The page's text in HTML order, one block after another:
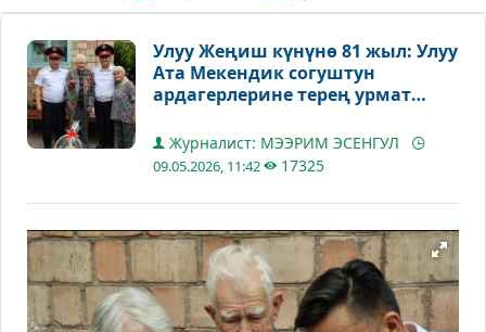
Улуу Жеңиш күнүнө 81 жыл: Улуу
Ата Мекендик согуштун
ардагерлерине терең урмат
Журналист: МЭЭРИМ ЭСЕНГУЛ
09.05.2026, 11:42 17325